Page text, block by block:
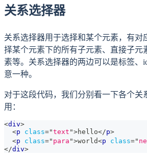
关系选择器
关系选择器用于选择和某个元素，有对
择某个元素下的所有子元素、直接子元
素等。关系选择器的两边可以是标签、
意一种。
对于这段代码，我们分别看一下各个关
用：
<div>
<p class="text ">hello</p>
<p class=" para ">world<p class="
</div>